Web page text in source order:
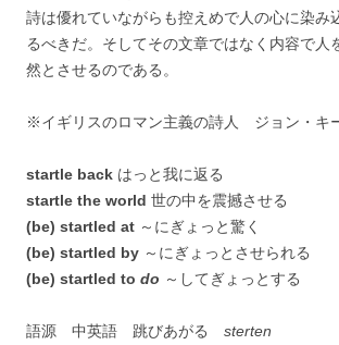
詩は優れていながらも控えめで人の心に染み
るべきだ。そしてその文章ではなく内容で人
然とさせるのである。
※イギリスのロマン主義の詩人 ジョン・キ
startle back はっと我に返る
startle the world 世の中を震撼させる
(be) startled at ～にぎょっと驚く
(be) startled by ～にぎょっとさせられる
(be) startled to do ～してぎょっとする
語源 中英語 跳びあがる sterten